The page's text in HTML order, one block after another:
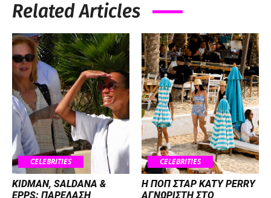
Related Articles
CELEBRITIES
KIDMAN, SALDANA &
EPPS: ΠΑΡΕΛΑΣΗ
CELEBRITIES
H ΠΟΠ ΣΤΑΡ KATY PERRY
ΑΓΝΩΡΙΣΤΗ ΣΤΟ